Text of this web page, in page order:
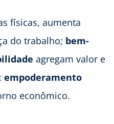
físicas, aumenta
do trabalho; bem-
agregam valor e
empoderamento
econômico.